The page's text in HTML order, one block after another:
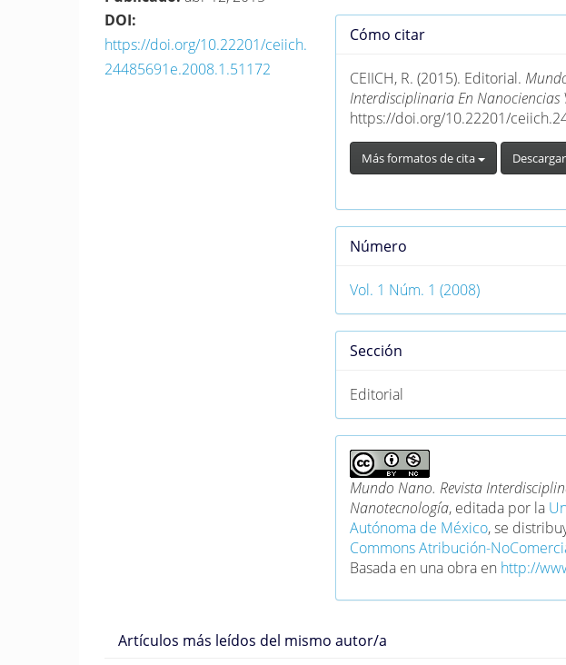
DOI:
https://doi.org/10.22201/ceiich.
24485691e.2008.1.51172
Detalles
artículo
Cómo citar
CEIICH, R. (2015). Editorial.
Interdisciplinaria En Nanociencias
https://doi.org/10.22201/
Más formatos de cita
Número
Vol. 1 Núm. 1 (2008)
Sección
Editorial
Mundo Nano. Revista
Nanotecnología, editada por la
Autónoma de México, se
Commons Atribución-
Basada en una obra en http://
Artículos más leídos del mismo autor/a